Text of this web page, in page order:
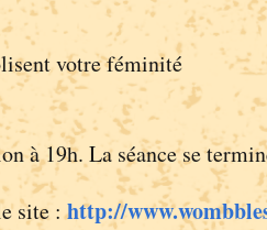
votre féminité
à 19h. La séance se
site :http://